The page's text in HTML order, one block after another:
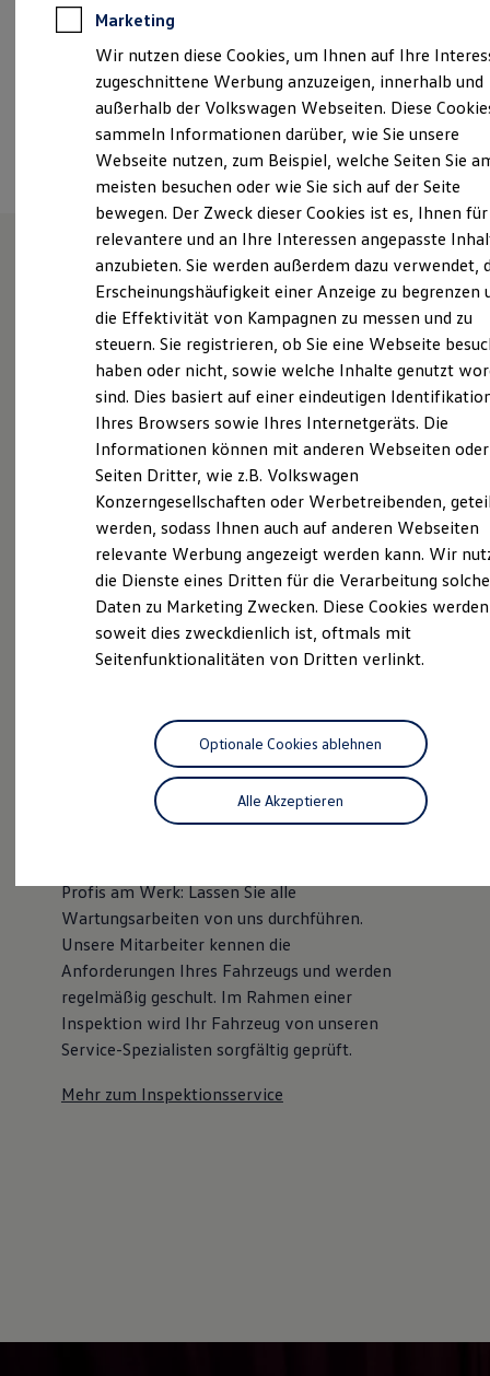
Reparatur & Service
Sommer-Special
Reparatur, Pflege & Inspektion
Servicetermin anfragen
Service-Vorteile bei Volkswagen Nutzfahrzeuge
ServicePlus
Economy Service
Räder & Reifen Service
Ersatzfahrzeuge
Notdienst und Pannenhilfe
Software, Konnektivität & Apps
California App
VW Connect für Ihren Transporter/Caravelle
VW Connect für Ihren Amarok
VW Connect für andere Modelle
Fleet Interface Data
Multistop Pathfinder
Übersicht Software Updates
Digitales Bordbuch
Fahrerassistenz- und Sicherheitssysteme
Kontrollleuchten
Kurzfahrprofile und Ölverdünnung
Batterieverordnung
XTL-Dieselkraftstoff
Ersatzteile und Betriebsflüssigkeiten
Original Zubehör und Lifestyle Produkte
myVolkswagen
myVolkswagen Business
Elektrisch & Autonom
Unser Ansatz
Reichweitensimulator
Ladezeitensimulator
Ladelösungen für Privatkunden
Ladelösungen für Gewerbekunden
Wallbox und Ladekabel
Bidirektionales Laden
Fördermöglichkeiten für Gewerbekunden
Kostensimulator
Autonomes Fahren
Mehr zum ID. Buzz
Online Beratung
California Welt
California Club
California Magazin & Ratgeber
Vanlife
Ratgeber
California Reisen & Erlebnisse
+49 37754 33630
Ansprechpartner
Termin vereinbaren
Unsere Leistungenim
Überblick
Service
UnsereService
Leistungen
Profis am Werk: Lassen Sie alle
Wartungsarbeiten von uns durchführen.
Unsere Mitarbeiter kennen die
Anforderungen Ihres Fahrzeugs und werden
regelmäßig geschult. Im Rahmen einer
Inspektion wird Ihr Fahrzeug von unseren
Service-Spezialisten sorgfältig geprüft.
Mehr zum Inspektionsservice
Marketing
Wir nutzen diese Cookies, um Ihnen auf Ihre
zugeschnittene Werbung anzuzeigen, innerhalb und
außerhalb der Volkswagen Webseiten. Diese
sammeln Informationen darüber, wie Sie unsere
Webseite nutzen, zum Beispiel, welche Seiten Sie
meisten besuchen oder wie Sie sich auf der Seite
bewegen. Der Zweck dieser Cookies ist es, Ihnen für
relevantere und an Ihre Interessen angepasste
anzubieten. Sie werden außerdem dazu verwendet,
Erscheinungshäufigkeit einer Anzeige zu begrenzen
die Effektivität von Kampagnen zu messen und zu
steuern. Sie registrieren, ob Sie eine Webseite
haben oder nicht, sowie welche Inhalte genutzt
sind. Dies basiert auf einer eindeutigen
Ihres Browsers sowie Ihres Internetgeräts. Die
Informationen können mit anderen Webseiten oder
Seiten Dritter, wie z.B. Volkswagen
Konzerngesellschaften oder Werbetreibenden,
werden, sodass Ihnen auch auf anderen Webseiten
relevante Werbung angezeigt werden kann. Wir
die Dienste eines Dritten für die Verarbeitung
Daten zu Marketing Zwecken. Diese Cookies
soweit dies zweckdienlich ist, oftmals mit
Seitenfunktionalitäten von Dritten verlinkt.
Alle Akzeptieren
Optionale Cookies ablehnen